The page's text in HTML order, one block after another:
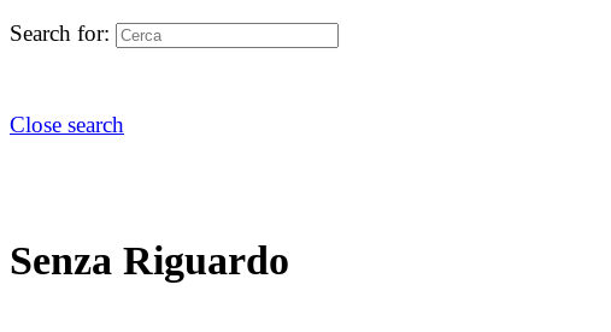
Search for:
Close search
Senza Riguardo